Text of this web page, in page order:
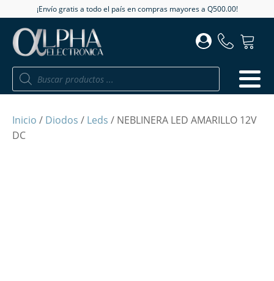
¡Envío gratis a todo el país en compras mayores a Q500.00!
Búsqueda
productos
Inicio / Diodos / Leds / NEBLINERA LED AMARILLO 12V
DC